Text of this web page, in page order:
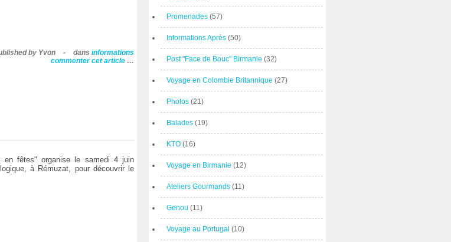
by Yvon - dans informations
commenter cet article …
en fêtes" organise le samedi 4 juin
à Rémuzat, pour découvrir le
Promenades (57)
Informations Après (50)
Post "Face de Bouc" Birmanie (32)
Voyage en Colombie Britannique (27)
Photos (21)
Balades (19)
KTO (16)
Voyage en Birmanie (12)
Ateliers Gourmands (11)
Genou (11)
Voyage au Portugal (10)